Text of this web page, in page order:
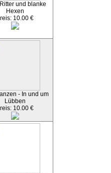
und blanke
Hexen
10.00 €
- In und um
Lübben
10.00 €